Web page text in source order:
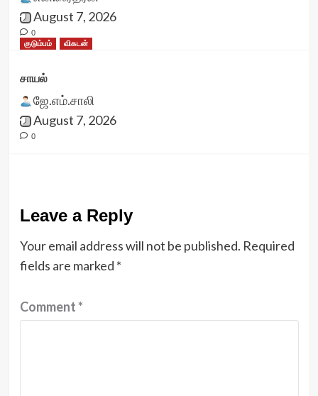
August 7, 2026
0
குடும்பம்
விகடன்
சாயல்
ஜே.எம்.சாலி
August 7, 2026
0
Leave a Reply
Your email address will not be published. Required
fields are marked *
Comment*